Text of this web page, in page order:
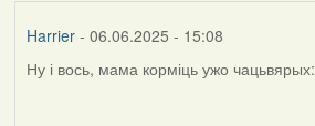
Harrier- 06.06.2025 - 15:08
Ну і вось, мама корміць ужо чацьвярых: